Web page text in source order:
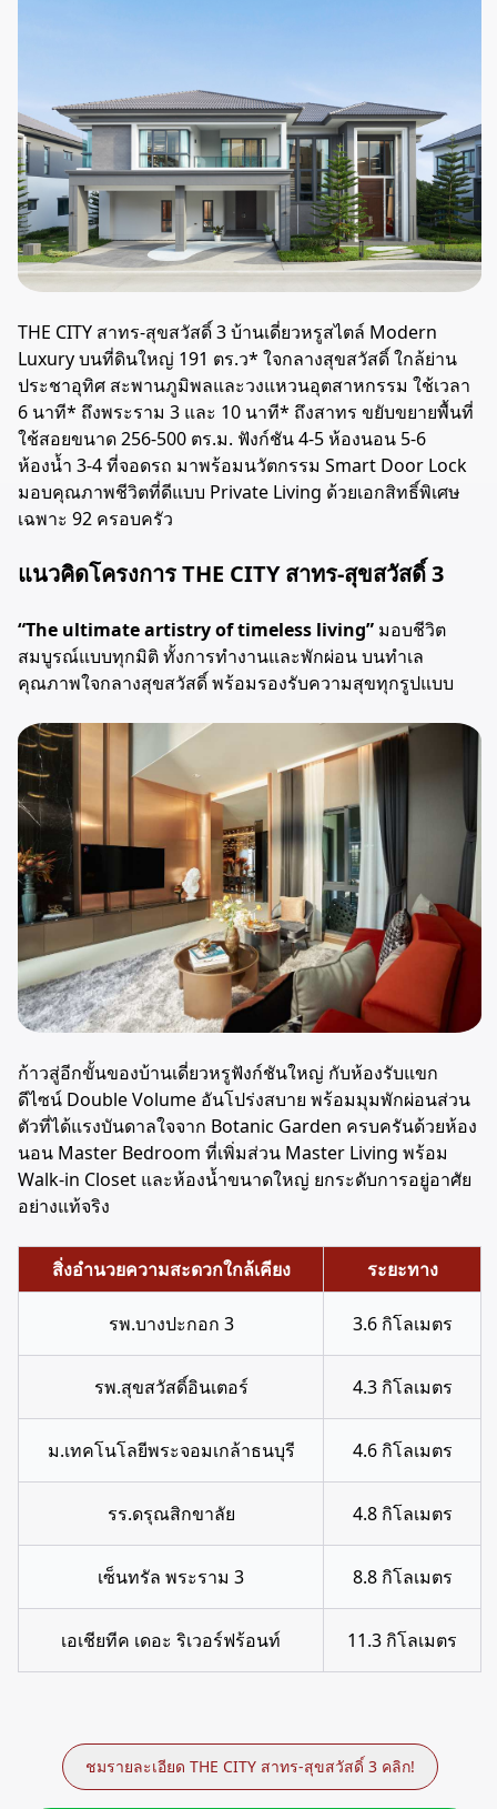
THE CITY สาทร-สุขสวัสดิ์ 3 บ้านเดี่ยวหรูสไตล์ Modern
Luxury บนที่ดินใหญ่ 191 ตร.ว* ใจกลางสุขสวัสดิ์ ใกล้ย่าน
ประชาอุทิศ สะพานภูมิพลและวงแหวนอุตสาหกรรม ใช้เวลา
6 นาที* ถึงพระราม 3 และ 10 นาที* ถึงสาทร ขยับขยายพื้นที่
ใช้สอยขนาด 256-500 ตร.ม. ฟังก์ชัน 4-5 ห้องนอน 5-6
ห้องน้ำ 3-4 ที่จอดรถ มาพร้อมนวัตกรรม Smart Door Lock
มอบคุณภาพชีวิตที่ดีแบบ Private Living ด้วยเอกสิทธิ์พิเศษ
เฉพาะ 92 ครอบครัว
แนวคิดโครงการ THE CITY สาทร-สุขสวัสดิ์ 3
“The ultimate artistry of timeless living” มอบชีวิต
สมบูรณ์แบบทุกมิติ ทั้งการทำงานและพักผ่อน บนทำเล
คุณภาพใจกลางสุขสวัสดิ์ พร้อมรองรับความสุขทุกรูปแบบ
ก้าวสู่อีกขั้นของบ้านเดี่ยวหรูฟังก์ชันใหญ่ กับห้องรับแขก
ดีไซน์ Double Volume อันโปร่งสบาย พร้อมมุมพักผ่อนส่วน
ตัวที่ได้แรงบันดาลใจจาก Botanic Garden ครบครันด้วยห้อง
นอน Master Bedroom ที่เพิ่มส่วน Master Living พร้อม
Walk-in Closet และห้องน้ำขนาดใหญ่ ยกระดับการอยู่อาศัย
อย่างแท้จริง
สิ่งอำนวยความสะดวกใกล้เคียง ระยะทาง
รพ.บางปะกอก 3 3.6 กิโลเมตร
รพ.สุขสวัสดิ์อินเตอร์ 4.3 กิโลเมตร
ม.เทคโนโลยีพระจอมเกล้าธนบุรี 4.6 กิโลเมตร
รร.ดรุณสิกขาลัย 4.8 กิโลเมตร
เซ็นทรัล พระราม 3 8.8 กิโลเมตร
เอเชียทีค เดอะ ริเวอร์ฟร้อนท์ 11.3 กิโลเมตร
ชมรายละเอียด THE CITY สาทร-สุขสวัสดิ์ 3 คลิก!